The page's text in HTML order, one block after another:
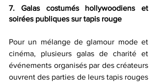
7. Galas costumés hollywoodiens et
soirées publiques sur tapis rouge
Pour un mélange de glamour mode et
cinéma, plusieurs galas de charité et
événements organisés par des créateurs
ouvrent des parties de leurs tapis rouges